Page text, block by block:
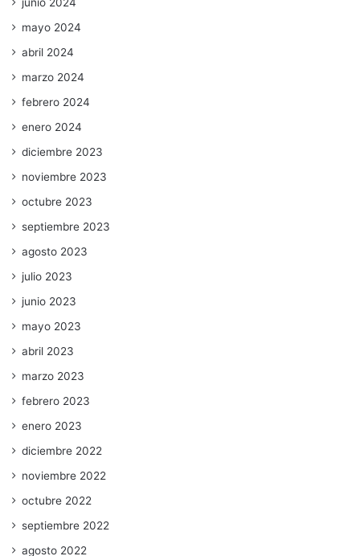
junio 2024
mayo 2024
abril 2024
marzo 2024
febrero 2024
enero 2024
diciembre 2023
noviembre 2023
octubre 2023
septiembre 2023
agosto 2023
julio 2023
junio 2023
mayo 2023
abril 2023
marzo 2023
febrero 2023
enero 2023
diciembre 2022
noviembre 2022
octubre 2022
septiembre 2022
agosto 2022